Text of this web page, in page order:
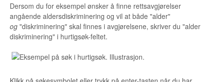
Dersom du for eksempel ønsker å finne rettsavgjørelser
angående aldersdiskriminering og vil at både "alder"
og "diskriminering" skal finnes i avgjørelsene, skriver du "alder
diskriminering" i hurtigsøk-feltet.